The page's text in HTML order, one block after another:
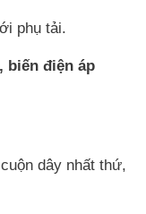
phụ tải.
điện áp
dây nhất thứ,